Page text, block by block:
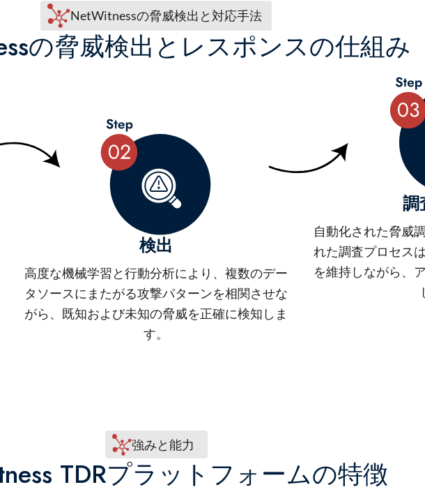
NetWitnessの脅威検出と対応手法
の脅威検出とレスポンスの仕組み
検出
高度な機械学習と行動分析により、複数のデー
タソースにまたがる攻撃パターンを相関させな
がら、既知および未知の脅威を正確に検知しま
す。
調
自動化された脅威
れた調査プロセス
を維持しながら、
強みと能力
TDRプラットフォームの特徴